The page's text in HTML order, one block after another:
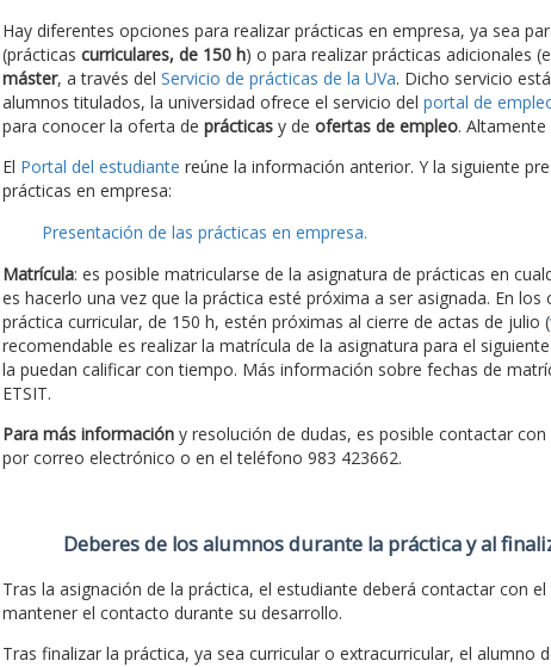
Hay diferentes opciones para realizar prácticas en empresa, ya sea
(prácticas curriculares, de 150 h) o para realizar prácticas adicionales
máster, a través del Servicio de prácticas de la UVa. Dicho servicio
alumnos titulados, la universidad ofrece el servicio del portal de
para conocer la oferta de prácticasy de ofertas de empleo.
El Portal del estudiante reúne la información anterior. Y la siguiente
prácticas en empresa:
Presentación de las prácticas en empresa.
Matrícula: es posible matricularse de la asignatura de prácticas en
es hacerlo una vez que la práctica esté próxima a ser asignada. En
práctica curricular, de 150 h, estén próximas al cierre de actas de julio (
recomendable es realizar la matrícula de la asignatura para el
la puedan calificar con tiempo. Más información sobre fechas de
ETSIT.
Para más informacióny resolución de dudas, es posible contactar con
por correo electrónico o en el teléfono 983 423662.
Deberes de los alumnos durante la práctica y al
Tras la asignación de la práctica, el estudiante deberá contactar con
mantener el contacto durante su desarrollo.
Tras finalizar la práctica, ya sea curricular o extracurricular, el alumno